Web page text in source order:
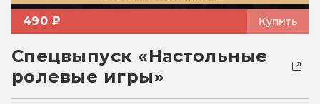
490 ₽ Купить
Спецвыпуск «Настольные
ролевые игры»